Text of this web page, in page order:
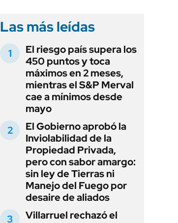
Las más leídas
El riesgo país supera los
450 puntos y toca
máximos en 2 meses,
mientras el S&P Merval
cae a mínimos desde
mayo
El Gobierno aprobó la
Inviolabilidad de la
Propiedad Privada,
pero con sabor amargo:
sin ley de Tierras ni
Manejo del Fuego por
desaire de aliados
Villarruel rechazó el